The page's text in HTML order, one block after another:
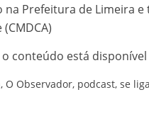
na Prefeitura de Limeira
o conteúdo está disponível
, O Observador, podcast, se liga